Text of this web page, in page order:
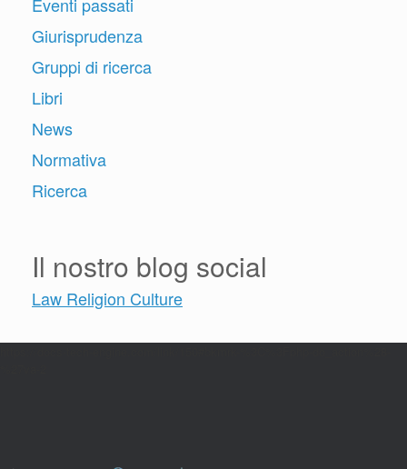
Giurisprudenza
Gruppi di ricerca
Libri
News
Normativa
Ricerca
Il nostro blog social
Law Religion Culture